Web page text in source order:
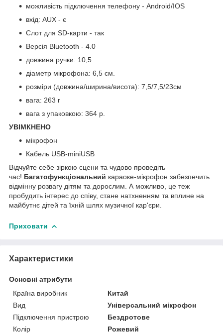
можливість підключення телефону - Android/IOS
вхід: AUX - є
Слот для SD-карти - так
Версія Bluetooth - 4.0
довжина ручки: 10,5
діаметр мікрофона: 6,5 см.
розміри (довжина/ширина/висота): 7,5/7,5/23см
вага: 263 г
вага з упаковкою: 364 р.
УВІМКНЕНО
мікрофон
Кабель USB-miniUSB
Відчуйте себе зіркою сцени та чудово проведіть
час! Багатофункціональний караоке-мікрофон забезпечить
відмінну розвагу дітям та дорослим. А можливо, це теж
пробудить інтерес до співу, стане натхненням та вплине на
майбутнє дітей та їхній шлях музичної кар'єри.
Приховати
Характеристики
Основні атрибути
Країна виробник
Китай
Вид
Універсальний мікрофон
Підключення пристрою
Бездротове
Колір
Рожевий